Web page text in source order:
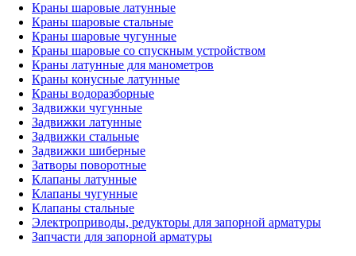
Краны шаровые латунные
Краны шаровые стальные
Краны шаровые чугунные
Краны шаровые со спускным устройством
Краны латунные для манометров
Краны конусные латунные
Краны водоразборные
Задвижки чугунные
Задвижки латунные
Задвижки стальные
Задвижки шиберные
Затворы поворотные
Клапаны латунные
Клапаны чугунные
Клапаны стальные
Электроприводы, редукторы для запорной арматуры
Запчасти для запорной арматуры